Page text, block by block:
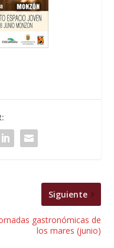
Siguiente
gastronómicas de
los mares (junio)